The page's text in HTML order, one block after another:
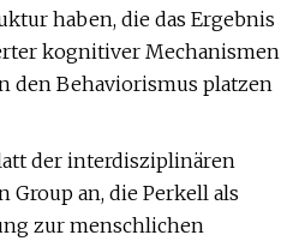
haben, die das Ergebnis
kognitiver Mechanismen
den Behaviorismus platzen
der interdisziplinären
Group an, die Perkell als
zur menschlichen